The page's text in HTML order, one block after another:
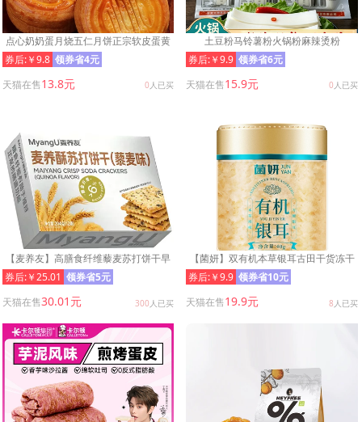
点心奶奶蛋月烧五仁月饼正宗软皮蛋黄
老式糕点饱腹代早餐独立包装
券后:￥9.8 领券省4元
天猫在售13.8元 0 人已买
土豆粉马铃薯粉火锅粉麻辣烫粉
券后:￥9.9 领券省6元
天猫在售15.9元 0 人已买
【麦养友】高膳食纤维藜麦苏打饼干早
餐代餐休闲办公饱腹零食小吃
券后:￥25.01 领券省5元
天猫在售30.01元 300 人已买
【菌妍】双有机本草银耳古田干货冻干
木耳银耳羹冲泡即食2
券后:￥9.9 领券省10元
天猫在售19.9元 8 人已买